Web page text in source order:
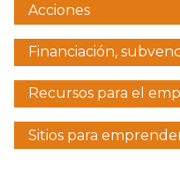
Menú
empresa
Acciones
Financiación,
Recursos para el
Sitios para